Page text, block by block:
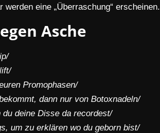
eine „Überraschung“ erscheinen.
Asche
Promophasen/
dann nur von Botoxnadeln/
deine Disse da recordest/
um zu erklären wo du geborn bist/